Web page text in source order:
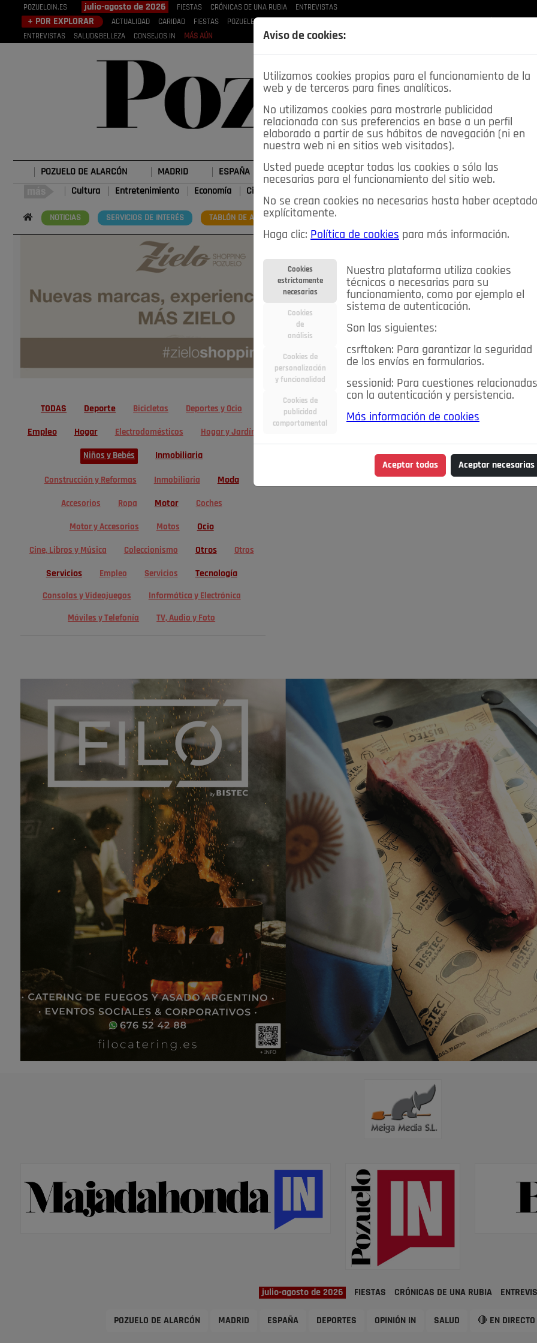
POZUELOIN.ES julio-agosto de 2026 FIESTAS CRÓNICAS DE UNA RUBIA ENTREVISTAS
+ POR EXPLORAR ACTUALIDAD CARIDAD FIESTAS POZUELEROS
ENTREVISTAS
SALUD&BELLEZA CONSEJOS IN MÁS AÚN
POZUELO DE ALARCÓN MADRID ESPAÑA DEPORTES OPINIÓN IN SALUD 🔴 EN DIRECTO
Cultura Entretenimiento Economía Ciencia&Tecnología
NOTICIAS SERVICIOS DE INTERÉS TABLÓN DE ANUNCIOS MIS ANUNCIOS
TODAS Deporte Bicicletas Deportes y Ocio
Empleo Hogar Electrodomésticos Hogar y Jardín
Niños y Bebés Inmobiliaria
Construcción y Reformas Inmobiliaria Moda
Accesorios Ropa Motor Coches
Motor y Accesorios Motos Ocio
Cine, Libros y Música Coleccionismo Otros Otros
Servicios Empleo Servicios Tecnología
Consolas y Videojuegos Informática y Electrónica
Móviles y Telefonía TV, Audio y Foto
Aviso de cookies:
Utilizamos cookies propias para el funcionamiento de la
web y de terceros para fines analíticos.
No utilizamos cookies para mostrarle publicidad
relacionada con sus preferencias en base a un perfil
elaborado a partir de sus hábitos de navegación (ni en
nuestra web ni en sitios web visitados).
Usted puede aceptar todas las cookies o sólo las
necesarias para el funcionamiento del sitio web.
No se crean cookies no necesarias hasta haber aceptado
explícitamente.
Haga clic: Política de cookies para más información.
Cookies
estrictamente
necesarias
Cookies
de
análisis
Cookies de
personalización
y funcionalidad
Cookies de
publicidad
comportamental
Nuestra plataforma utiliza cookies
técnicas o necesarias para su
funcionamiento, como por ejemplo el
sistema de autenticación.
Son las siguientes:
csrftoken: Para garantizar la seguridad
de los envíos en formularios.
sessionid: Para cuestiones relacionadas
con la autenticación y persistencia.
Más información de cookies
Aceptar todas Aceptar necesarias
julio-agosto de 2026 FIESTAS CRÓNICAS DE UNA RUBIA
POZUELO DE ALARCÓN MADRID ESPAÑA DEPORTES OPINIÓN IN SALUD 🔴 EN DIRECTO